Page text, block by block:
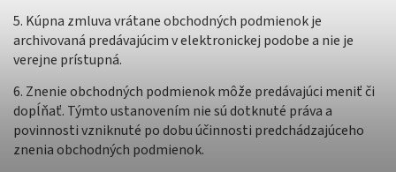
5. Kúpna zmluva vrátane obchodných podmienok je
archivovaná predávajúcim v elektronickej podobe a nie je
verejne prístupná.
6. Znenie obchodných podmienok môže predávajúci meniť či
dopĺňať. Týmto ustanovením nie sú dotknuté práva a
povinnosti vzniknuté po dobu účinnosti predchádzajúceho
znenia obchodných podmienok.